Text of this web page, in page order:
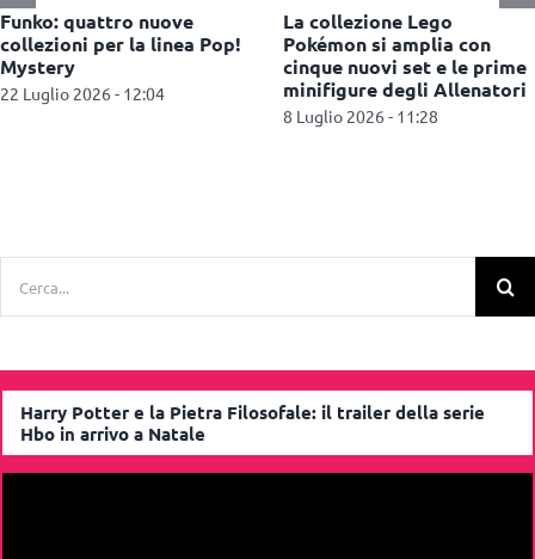
Funko celebra X-Men ’97
con una nuova selezione di
Pop!
1 Luglio 2026 - 12:46
Miniso porta in Italia i
collezionabili Yoyo e lancia
una campagna di
comunicazione a Milano
1 Luglio 2026 - 12:30
Harry Potter e la Pietra Filosofale: il trailer della serie
Hbo in arrivo a Natale